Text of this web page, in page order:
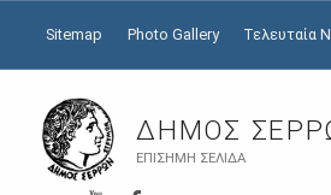
ΔΉΜΟΣ
ΕΠΊΣΗΜΗ ΣΕΛΊΔΑ
YouTube
Sitemap Photo Gallery Τελευταία